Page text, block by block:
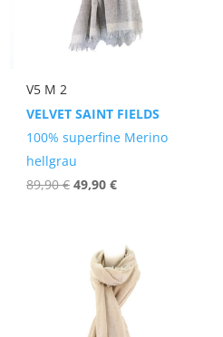
V5 M 2
VELVET SAINT FIELDS
100% superfine Merino
hellgrau
89,90€ Ursprünglicher
89,90 €
49,90€Aktueller
49,90 €.